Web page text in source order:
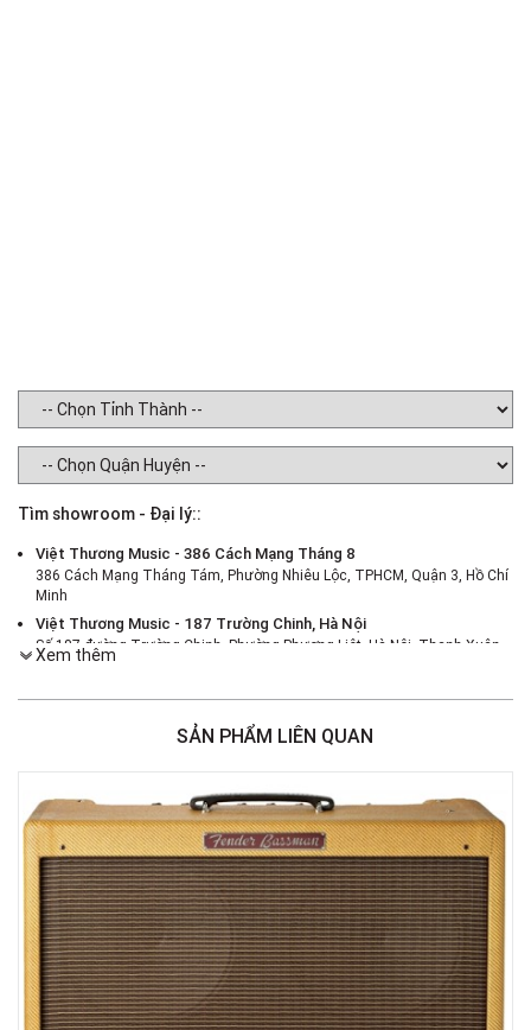
Tìm showroom - Đại lý::
Việt Thương Music - 386 Cách Mạng Tháng 8
386 Cách Mạng Tháng Tám, Phường Nhiêu Lộc, TPHCM, Quận 3, Hồ Chí
Minh
Việt Thương Music - 187 Trường Chinh, Hà Nội
Số 187 đường Trường Chinh, Phường Phương Liệt, Hà Nội, Thanh Xuân ,
Hà Nội
Việt Thương Music - 46 Hào Nam
Việt Thương Music - Crescent Mall
Việt Thương Music - 180 Võ Thị Sáu
180B Võ Thị Sáu, Phường Xuân Hòa, TPHCM, Quận 3, Hồ Chí Minh
Việt Thương Music - 369 Điện Biên Phủ
369 Điện Biên Phủ, Phường Bàn Cờ, TPHCM, Quận 3, Hồ Chí Minh
Việt Thương Music - 102Q An Dương Vương
102Q Đường An Dương Vương, Phường An Đông, TPHCM, Quận 5, Hồ Chí
Minh
Việt Thương Music - 49E Phan Đăng Lưu
49E Phan Đăng Lưu, Phường Bình Thạnh, TPHCM, Quận Bình Thạnh, Hồ
Chí Minh
Xem thêm
SẢN PHẨM LIÊN QUAN